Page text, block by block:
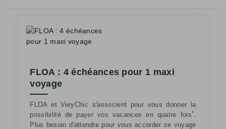
FLOA : 4 échéances pour 1 maxi
voyage
FLOA et VeryChic s'associent pour vous donner la
possibilité de payer vos vacances en quatre fois*
Plus besoin d'attendre pour vous accorder ce voyage